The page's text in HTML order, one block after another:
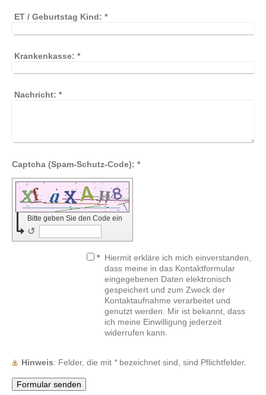
ET / Geburtstag Kind: *
Krankenkasse: *
Nachricht: *
Captcha (Spam-Schutz-Code): *
Bitte geben Sie den Code ein
↺
* Hiermit erkläre ich mich einverstanden,
dass meine in das Kontaktformular
eingegebenen Daten elektronisch
gespeichert und zum Zweck der
Kontaktaufnahme verarbeitet und
genutzt werden. Mir ist bekannt, dass
ich meine Einwilligung jederzeit
widerrufen kann.
Hinweis : Felder, die mit *bezeichnet sind, sind Pflichtfelder.